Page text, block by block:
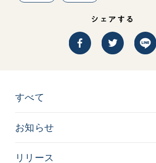
SOKA PICKS
シェアする
すべて
お知らせ
リリース